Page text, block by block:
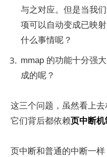
与之对应。但是当我
项可以自动变成已映
什么事情呢？
mmap 的功能十分强
成的呢？
这三个问题，虽然看上
它们背后都依赖页中断机
页中断和普通的中断一